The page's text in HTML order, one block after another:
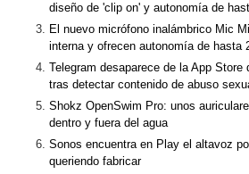
diseño de 'clip on' y autonomía de
El nuevo micrófono inalámbrico Mic
interna y ofrecen autonomía de hasta
Telegram desaparece de la App Store
tras detectar contenido de abuso
Shokz OpenSwim Pro: unos
dentro y fuera del agua
Sonos encuentra en Play el altavoz
queriendo fabricar